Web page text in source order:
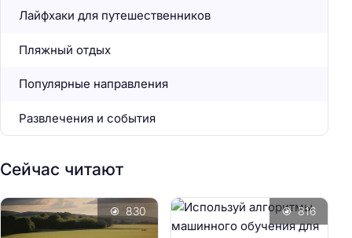
Лайфхаки для путешественников
Пляжный отдых
Популярные направления
Развлечения и события
Сейчас читают
830 816